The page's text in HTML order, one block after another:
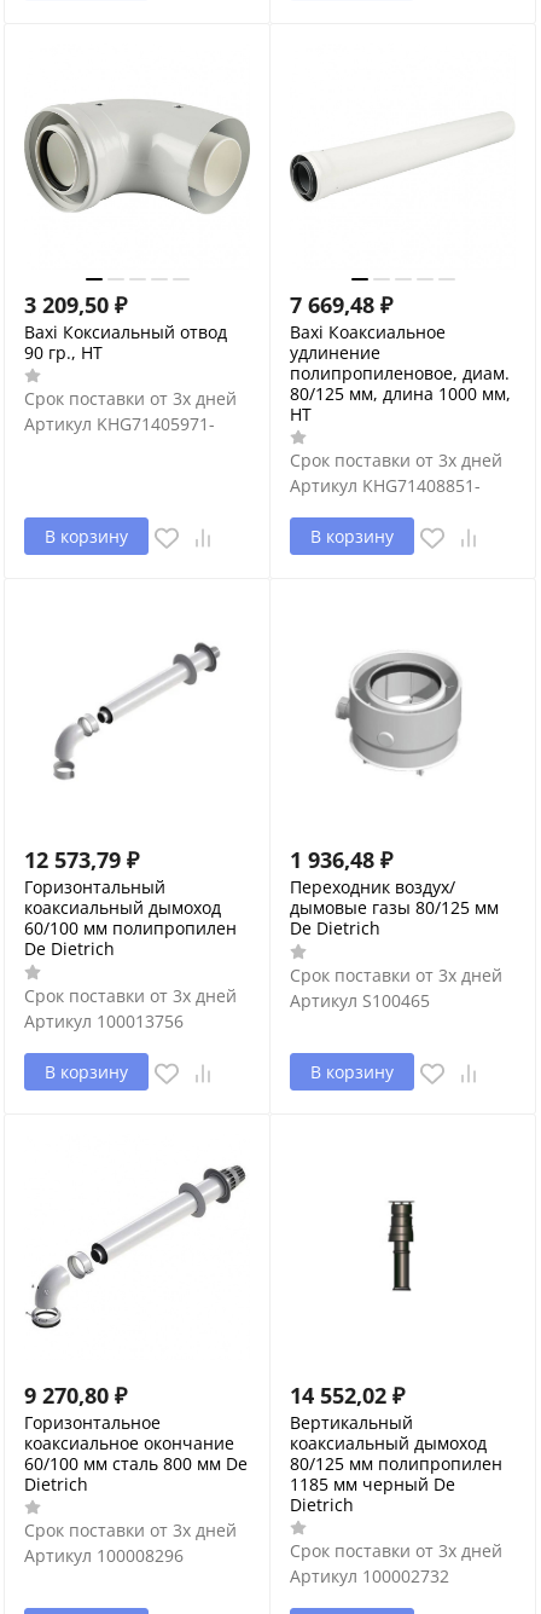
3 209,50 ₽
Baxi Коксиальный отвод
90 гр., НТ
Срок поставки от 3х дней
Артикул KHG71405971-
В корзину
7 669,48 ₽
Baxi Коаксиальное
удлинение
полипропиленовое, диам.
80/125 мм, длина 1000 мм,
HT
Срок поставки от 3х дней
Артикул KHG71408851-
В корзину
12 573,79 ₽
Горизонтальный
коаксиальный дымоход
60/100 мм полипропилен
De Dietrich
Срок поставки от 3х дней
Артикул 100013756
В корзину
1 936,48 ₽
Переходник воздух/
дымовые газы 80/125 мм
De Dietrich
Срок поставки от 3х дней
Артикул S100465
В корзину
9 270,80 ₽
Горизонтальное
коаксиальное окончание
60/100 мм сталь 800 мм De
Dietrich
Срок поставки от 3х дней
Артикул 100008296
14 552,02 ₽
Вертикальный
коаксиальный дымоход
80/125 мм полипропилен
1185 мм черный De
Dietrich
Срок поставки от 3х дней
Артикул 100002732